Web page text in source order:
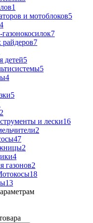
1
и мотоблоков5
4
7
райдеров7
детей5
5
4
5
2
и лески16
2
47
2
4
газонов2
18
13